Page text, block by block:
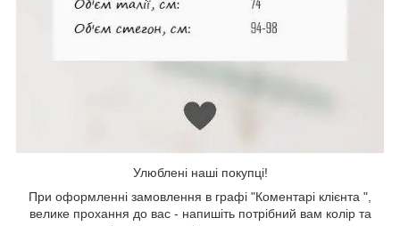
Улюблені наші покупці!
При оформленні замовлення в графі "Коментарі клієнта ",
велике прохання до вас - напишіть потрібний вам колір та